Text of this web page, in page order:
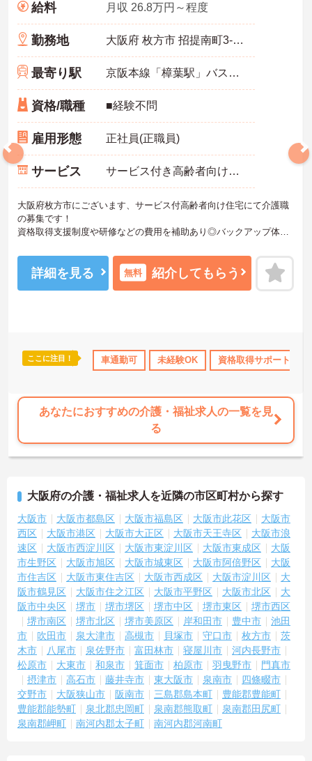
社会保険完備 交通費支給 退職金制度あり
給料 月収 26.8万円～程度
勤務地 大阪府 枚方市 招提南町3-2-20
最寄り駅 京阪本線「樟葉駅」バス・車12分
資格/職種 ■経験不問
雇用形態 正社員(正職員)
サービス サービス付き高齢者向け住宅（サ高住）
大阪府枚方市にございます、サービス付高齢者向け住宅にて介護職
の募集です！
資格取得支援制度や研修などの費用を補助あり◎バックアップ体制
て就業できます♪また、マイカー通勤OKなので、通勤も楽々です◎
ご興味のある方は、さらに詳細をお伝えしますので、お気軽にお問
詳細を見る 無料 紹介してもらう
ここに注目！ 車通勤可 未経験OK 資格取得サポート
あなたにおすすめの介護・福祉求人の一覧を見
る
大阪府の介護・福祉求人を近隣の市区町村から探す
大阪市 大阪市都島区 大阪市福島区 大阪市此花区
大阪市
西区
大阪市港区 大阪市大正区 大阪市天王寺区
大阪市浪
速区
大阪市西淀川区 大阪市東淀川区 大阪市東成区
大阪
市生野区
大阪市旭区 大阪市城東区 大阪市阿倍野区
大阪
市住吉区
大阪市東住吉区 大阪市西成区 大阪市淀川区
大
阪市鶴見区
大阪市住之江区 大阪市平野区 大阪市北区
大
阪市中央区
堺市 堺市堺区 堺市中区 堺市東区
堺市西区
堺市南区
堺市北区 堺市美原区 岸和田市 豊中市
池田
市
吹田市 泉大津市 高槻市 貝塚市 守口市 枚方市
茨
木市
八尾市 泉佐野市 富田林市 寝屋川市
河内長野市
松原市
大東市 和泉市 箕面市 柏原市 羽曳野市
門真市
摂津市
高石市 藤井寺市 東大阪市 泉南市
四條畷市
交野市
大阪狭山市 阪南市 三島郡島本町
豊能郡豊能町
豊能郡能勢町
泉北郡忠岡町 泉南郡熊取町
泉南郡田尻町
泉南郡岬町
南河内郡太子町 南河内郡河南町